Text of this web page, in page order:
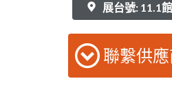
展台號: 11.1
聯繫供